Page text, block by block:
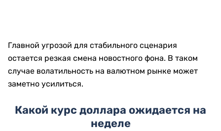
Главной угрозой для стабильного сценария
остается резкая смена новостного фона. В таком
случае волатильность на валютном рынке может
заметно усилиться.
Какой курс доллара ожидается на
неделе